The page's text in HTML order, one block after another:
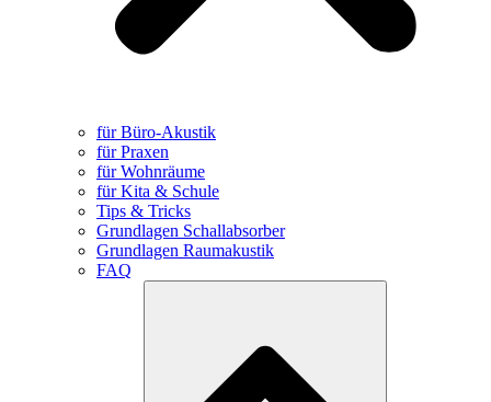
für Büro-Akustik
für Praxen
für Wohnräume
für Kita & Schule
Tips & Tricks
Grundlagen Schallabsorber
Grundlagen Raumakustik
FAQ